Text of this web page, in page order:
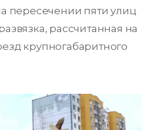
пересечении пяти улиц
рассчитанная на
крупногабаритного